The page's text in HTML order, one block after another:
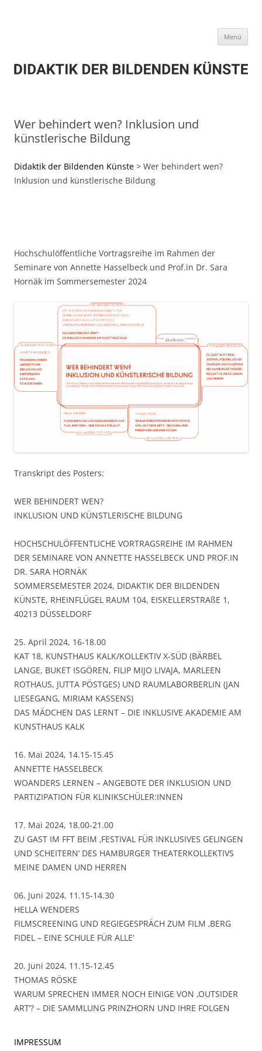
Menü
Wer behindert wen? Inklusion und
künstlerische Bildung
Didaktik der Bildenden Künste > Wer behindert wen?
Inklusion und künstlerische Bildung
Hochschulöffentliche Vortragsreihe im Rahmen der
Seminare von Annette Hasselbeck und Prof.in Dr. Sara
Hornäk im Sommersemester 2024
Transkript des Posters:
WER BEHINDERT WEN?
INKLUSION UND KÜNSTLERISCHE BILDUNG
HOCHSCHULÖFFENTLICHE VORTRAGSREIHE IM RAHMEN
DER SEMINARE VON ANNETTE HASSELBECK UND PROF.IN
DR. SARA HORNÄK
SOMMERSEMESTER 2024, DIDAKTIK DER BILDENDEN
KÜNSTE, RHEINFLÜGEL RAUM 104, EISKELLERSTRAßE 1,
40213 DÜSSELDORF
25. April 2024, 16-18.00
KAT 18, KUNSTHAUS KALK/KOLLEKTIV X-SÜD (BÄRBEL
LANGE, BUKET ISGÖREN, FILIP MIJO LIVAJA, MARLEEN
ROTHAUS, JUTTA PÖSTGES) UND RAUMLABORBERLIN (JAN
LIESEGANG, MIRIAM KASSENS)
DAS MÄDCHEN DAS LERNT – DIE INKLUSIVE AKADEMIE AM
KUNSTHAUS KALK
16. Mai 2024, 14.15-15.45
ANNETTE HASSELBECK
WOANDERS LERNEN – ANGEBOTE DER INKLUSION UND
PARTIZIPATION FÜR KLINIKSCHÜLER:INNEN
17. Mai 2024, 18.00-21.00
ZU GAST IM FFT BEIM ‚FESTIVAL FÜR INKLUSIVES GELINGEN
UND SCHEITERN‘ DES HAMBURGER THEATERKOLLEKTIVS
MEINE DAMEN UND HERREN
06. Juni 2024, 11.15-14.30
HELLA WENDERS
FILMSCREENING UND REGIEGESPRÄCH ZUM FILM ‚BERG
FIDEL – EINE SCHULE FÜR ALLE‘
20. Juni 2024, 11.15-12.45
THOMAS RÖSKE
WARUM SPRECHEN IMMER NOCH EINIGE VON ‚OUTSIDER
ART‘? – DIE SAMMLUNG PRINZHORN UND IHRE FOLGEN
IMPRESSUM